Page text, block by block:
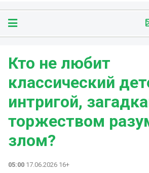
Кто не любит
классический
интригой,
торжеством
злом?
05:00 17.06.2026 16+